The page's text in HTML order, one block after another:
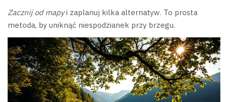
Zacznij od mapyi zaplanuj kilka alternatyw. To prosta
metoda, by uniknąć niespodzianek przy brzegu.